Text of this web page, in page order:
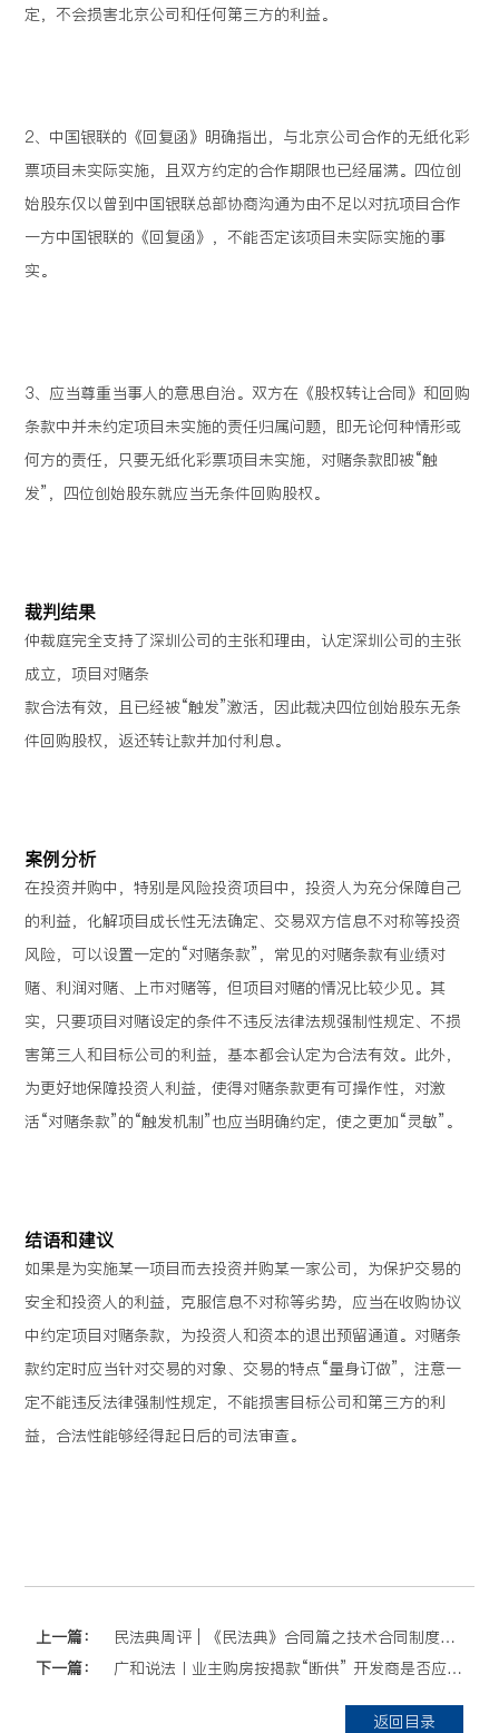
定，不会损害北京公司和任何第三方的利益。
2、中国银联的《回复函》明确指出，与北京公司合作的无纸化彩
票项目未实际实施，且双方约定的合作期限也已经届满。四位创
始股东仅以曾到中国银联总部协商沟通为由不足以对抗项目合作
一方中国银联的《回复函》，不能否定该项目未实际实施的事
实。
3、应当尊重当事人的意思自治。双方在《股权转让合同》和回购
条款中并未约定项目未实施的责任归属问题，即无论何种情形或
何方的责任，只要无纸化彩票项目未实施，对赌条款即被“触
发”，四位创始股东就应当无条件回购股权。
裁判结果
仲裁庭完全支持了深圳公司的主张和理由，认定深圳公司的主张
成立，项目对赌条
款合法有效，且已经被“触发”激活，因此裁决四位创始股东无条
件回购股权，返还转让款并加付利息。
案例分析
在投资并购中，特别是风险投资项目中，投资人为充分保障自己
的利益，化解项目成长性无法确定、交易双方信息不对称等投资
风险，可以设置一定的“对赌条款”，常见的对赌条款有业绩对
赌、利润对赌、上市对赌等，但项目对赌的情况比较少见。其
实，只要项目对赌设定的条件不违反法律法规强制性规定、不损
害第三人和目标公司的利益，基本都会认定为合法有效。此外，
为更好地保障投资人利益，使得对赌条款更有可操作性，对激
活“对赌条款”的“触发机制”也应当明确约定，使之更加“灵敏”。
结语和建议
如果是为实施某一项目而去投资并购某一家公司，为保护交易的
安全和投资人的利益，克服信息不对称等劣势，应当在收购协议
中约定项目对赌条款，为投资人和资本的退出预留通道。对赌条
款约定时应当针对交易的对象、交易的特点“量身订做”，注意一
定不能违反法律强制性规定，不能损害目标公司和第三方的利
益，合法性能够经得起日后的司法审查。
上一篇：
民法典周评 | 《民法典》合同篇之技术合同制度的导读（上）
下一篇：
广和说法丨业主购房按揭款“断供” 开发商是否应承担还款连带责任？
返回目录